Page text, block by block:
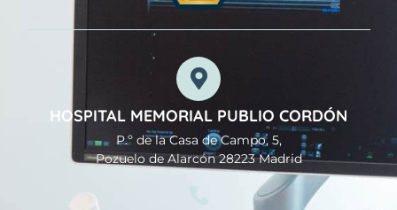
HOSPITAL MEMORIAL PUBLIO CORDÓN
P.º de la Casa de Campo, 5,
Pozuelo de Alarcón 28223 Madrid